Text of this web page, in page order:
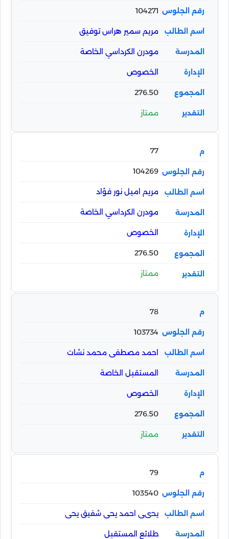
104271
مريم سمير هراس توفيق
مودرن الكرداسي الخاصة
الخصوص
276.50
ممتاز
77
104269
مريم اميل نور فؤاد
مودرن الكرداسي الخاصة
الخصوص
276.50
ممتاز
78
103734
احمد مصطفى محمد نشات
المستقبل الخاصة
الخصوص
276.50
ممتاز
79
103540
يحىى احمد يحى شفيق يحى
طلائع المستقبل